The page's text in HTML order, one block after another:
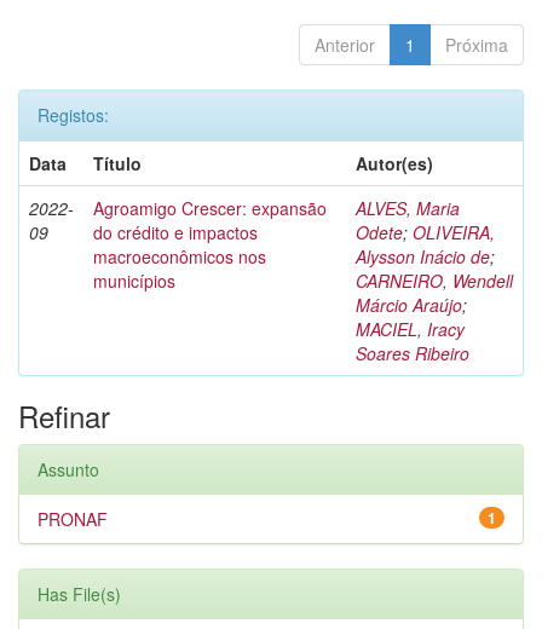
Anterior 1 Próxima
Registos:
Data
Título
Autor(es)
2022-
09
Agroamigo Crescer: expansão
do crédito e impactos
macroeconômicos nos
municípios
ALVES, Maria
Odete; OLIVEIRA,
Alysson Inácio de;
CARNEIRO, Wendell
Márcio Araújo;
MACIEL, Iracy
Soares Ribeiro
Refinar
Assunto
1
PRONAF
Has File(s)